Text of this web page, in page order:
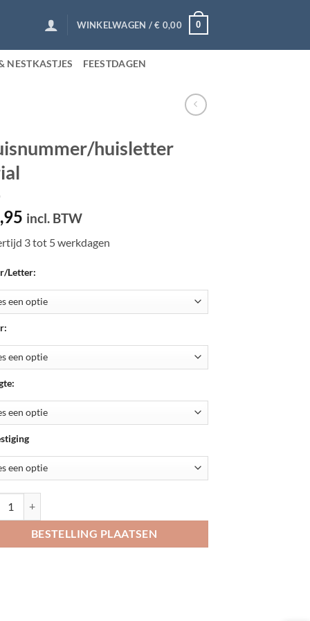
WINKELWAGEN /€ 0,00 0
NESTKASTJES FEESTDAGEN
huisletter
incl. BTW
3 tot 5 werkdagen
Letter:
BESTELLING PLAATSEN